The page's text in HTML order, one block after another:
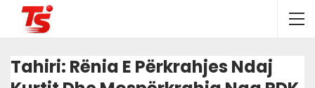
Tahiri: Rënia E Përkrahjes Ndaj